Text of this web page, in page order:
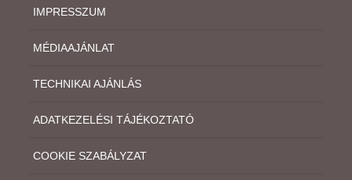
IMPRESSZUM
MÉDIAAJÁNLAT
TECHNIKAI AJÁNLÁS
ADATKEZELÉSI TÁJÉKOZTATÓ
COOKIE SZABÁLYZAT